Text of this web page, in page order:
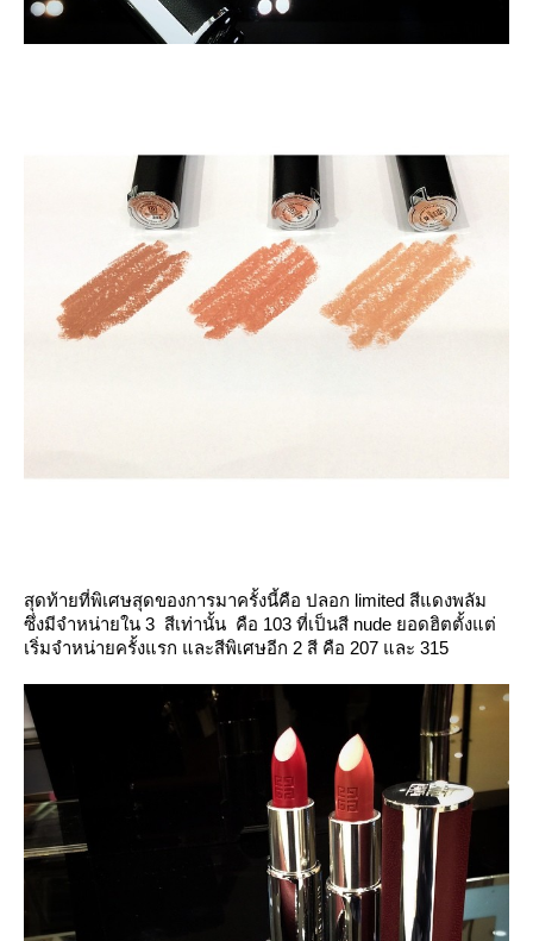
สุดท้ายที่พิเศษสุดของการมาครั้งนี้คือ ปลอก limited สีแดงพลัม
ซึ่งมีจำหน่ายใน 3 สีเท่านั้น คือ 103 ที่เป็นสี nude ยอดฮิตตั้งแต่
เริ่มจำหน่ายครั้งแรก และสีพิเศษอีก 2 สี คือ 207 และ 315